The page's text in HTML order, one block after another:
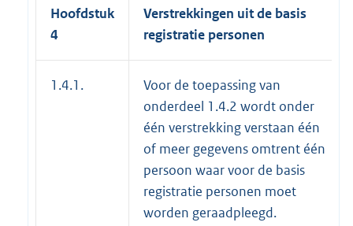
Hoofdstuk
4
Verstrekkingen uit de basis
registratie personen
1.4.1.
Voor de toepassing van
onderdeel 1.4.2 wordt onder
één verstrekking verstaan één
of meer gegevens omtrent één
persoon waar voor de basis
registratie personen moet
worden geraadpleegd.